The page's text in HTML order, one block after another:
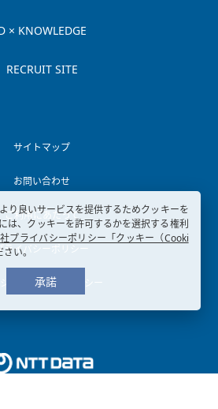
× KNOWLEDGE
RECRUIT SITE
サイトマップ
お問い合わせ
ご利用にあたって
ライバシーポリシー
シャルメディアポリシー
り良いサービスを提供するためクッキーを
は、クッキーを許可するかを選択する権利
プライバシーポリシー「クッキー（Cooki
さい。
承諾